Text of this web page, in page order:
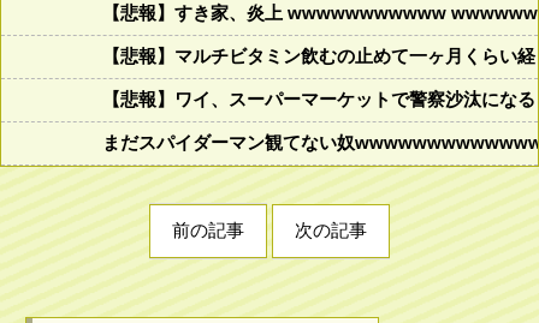
【悲報】すき家、炎上 wwwwwwwwwww
【悲報】マルチビタミン飲むの止めて一ヶ月くらい
【悲報】ワイ、スーパーマーケットで警察沙汰にな
まだスパイダーマン観てない奴
前の記事 次の記事